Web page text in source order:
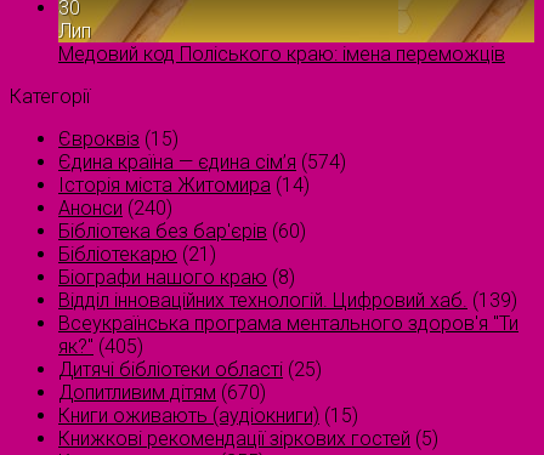
30
Лип
Медовий код Поліського краю: імена переможців
Категорії
Євроквіз (15)
Єдина країна — єдина сім’я (574)
Історія міста Житомира (14)
Анонси (240)
Бібліотека без бар'єрів (60)
Бібліотекарю (21)
Біографи нашого краю (8)
Відділ інноваційних технологій. Цифровий хаб. (139)
Всеукраїнська програма ментального здоров'я "Ти
як?" (405)
Дитячі бібліотеки області (25)
Допитливим дітям (670)
Книги оживають (аудіокниги) (15)
Книжкові рекомендації зіркових гостей (5)